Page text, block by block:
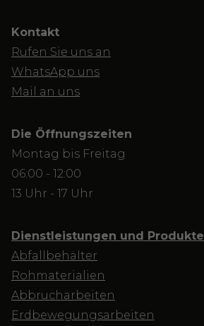
Kontakt
Rufen Sie uns an
WhatsApp uns
Mail an uns
Die Öffnungszeiten
Montag bis Freitag
06:00 - 12:00
13 Uhr - 17 Uhr
Dienstleistungen und Produkte
Abfallbehälter
Rohmaterialien
Abbrucharbeiten
Erdbewegungsarbeiten